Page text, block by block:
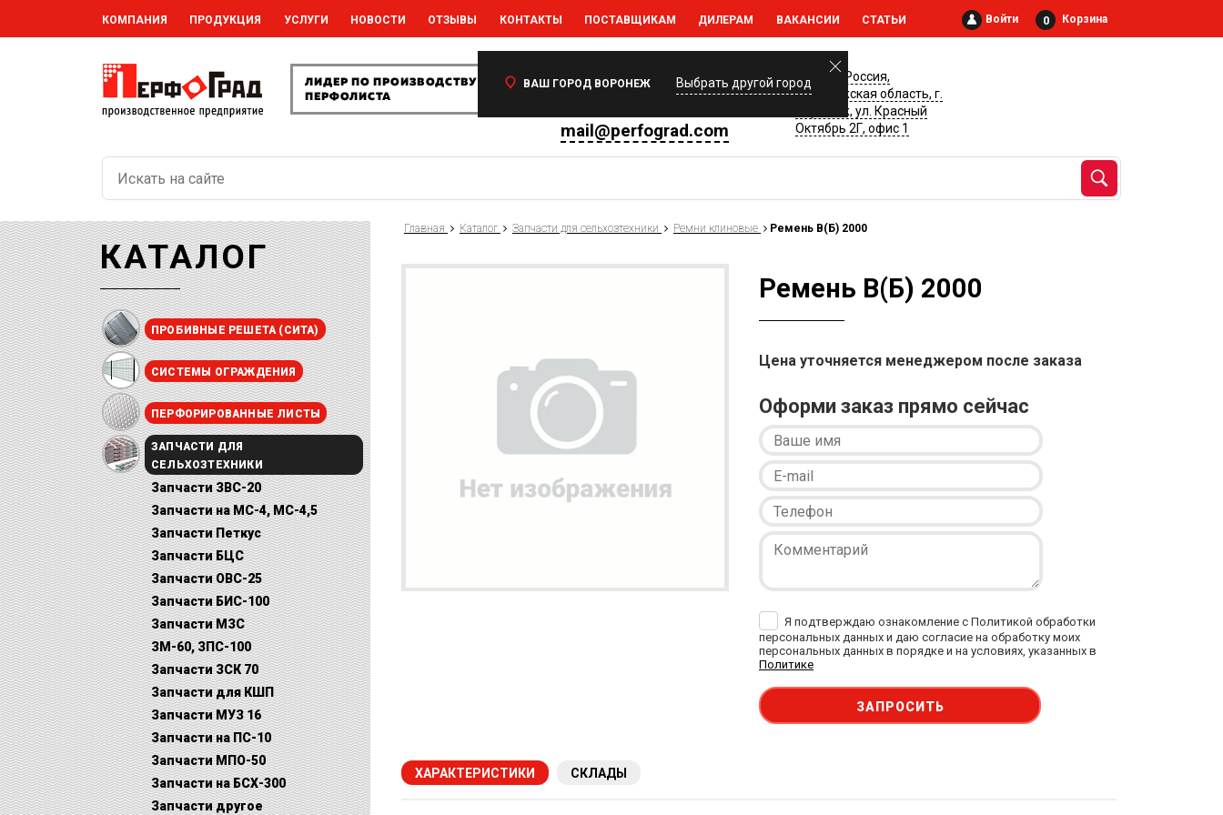
Войти 0 Корзина
КОМПАНИЯ ПРОДУКЦИЯ УСЛУГИ НОВОСТИ ОТЗЫВЫ КОНТАКТЫ ПОСТАВЩИКАМ ДИЛЕРАМ ВАКАНСИИ СТАТЬИ
ВАШ ГОРОД ВОРОНЕЖ Выбрать другой город
Воронеж
+7 (473) 233-35-77
mail@perfograd.com
394028, Россия,
Воронежская область, г.
Воронеж, ул. Красный
Октябрь 2Г, офис 1
КАТАЛОГ
ПРОБИВНЫЕ РЕШЕТА (СИТА)
СИСТЕМЫ ОГРАЖДЕНИЯ
ПЕРФОРИРОВАННЫЕ ЛИСТЫ
ЗАПЧАСТИ ДЛЯ
СЕЛЬХОЗТЕХНИКИ
Запчасти ЗВС-20
Запчасти на МС-4, МС-4,5
Запчасти Петкус
Запчасти БЦС
Запчасти ОВС-25
Запчасти БИС-100
Запчасти МЗС
ЗМ-60, ЗПС-100
Запчасти ЗСК 70
Запчасти для КШП
Запчасти МУЗ 16
Запчасти на ПС-10
Запчасти МПО-50
Запчасти на БСХ-300
Запчасти другое
Главная Каталог Запчасти для сельхозтехники Ремни клиновые Ремень В(Б) 2000
Ремень В(Б) 2000
Цена уточняется менеджером после заказа
Оформи заказ прямо сейчас
Я подтверждаю ознакомление с Политикой обработки
персональных данных и даю согласие на обработку моих
персональных данных в порядке и на условиях, указанных в
Политике
ЗАПРОСИТЬ
ХАРАКТЕРИСТИКИ СКЛАДЫ